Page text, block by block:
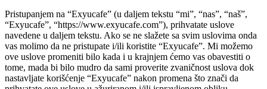
Pristupanjem na “Exyucafe” (u daljem tekstu “mi”, “nas”, “naš”,
“Exyucafe”, “https://www.exyucafe.com”), prihvatate uslove
navedene u daljem tekstu. Ako se ne slažete sa svim uslovima onda
vas molimo da ne pristupate i/ili koristite “Exyucafe”. Mi možemo
ove uslove promeniti bilo kada i u krajnjem ćemo vas obavestiti o
tome, mada bi bilo mudro da sami proverite zvaničnost uslova dok
nastavljate korišćenje “Exyucafe” nakon promena što znači da